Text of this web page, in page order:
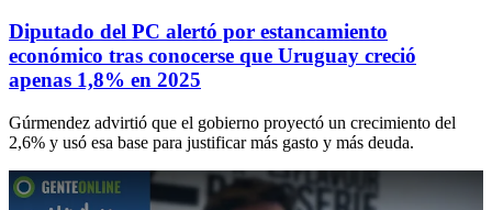
Diputado del PC alertó por estancamiento
económico tras conocerse que Uruguay creció
apenas 1,8% en 2025
Gúrmendez advirtió que el gobierno proyectó un crecimiento del
2,6% y usó esa base para justificar más gasto y más deuda.